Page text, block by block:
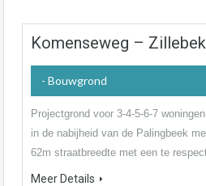
Komenseweg –
- Bouwgrond
Projectgrond voor 3-4-5-6-7
in de nabijheid van de Palingbeek
62m straatbreedte met een te
Meer Details